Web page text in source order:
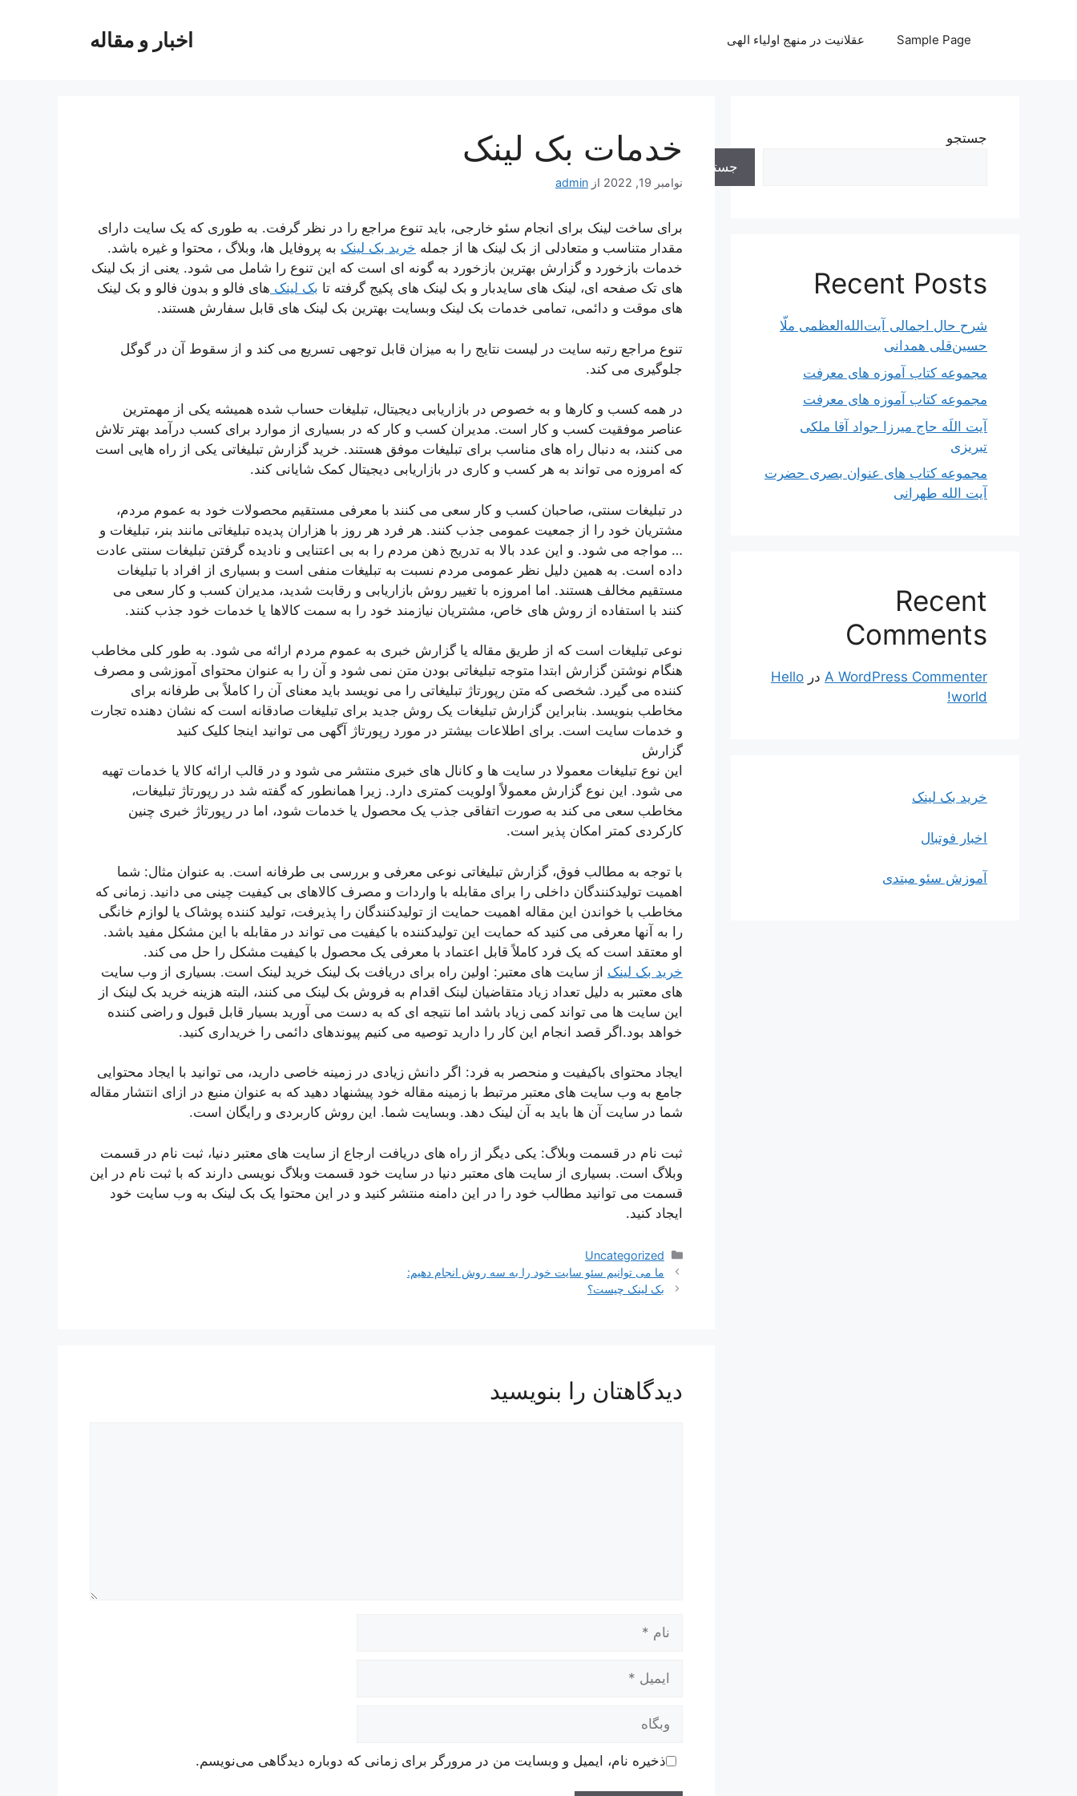
اخبار و مقاله Sample Page عقلانیت در منهج اولیاء الهی
خدمات بک لینک
نوامبر 19, 2022 از admin
برای ساخت لینک برای انجام سئو خارجی، باید تنوع مراجع را در نظر گرفت. به طوری که یک سایت دارای
مقدار متناسب و متعادلی از بک لینک ها از جمله خرید بک لینک به پروفایل ها، وبلاگ ، محتوا و غیره باشد.
خدمات بازخورد و گزارش بهترین بازخورد به گونه ای است که این تنوع را شامل می شود. یعنی از بک لینک
های تک صفحه ای، لینک های سایدبار و بک لینک های پکیج گرفته تا بک لینک های فالو و بدون فالو و بک لینک
های موقت و دائمی، تمامی خدمات بک لینک وبسایت بهترین بک لینک های قابل سفارش هستند.
تنوع مراجع رتبه سایت در لیست نتایج را به میزان قابل توجهی تسریع می کند و از سقوط آن در گوگل
جلوگیری می کند.
در همه کسب و کارها و به خصوص در بازاریابی دیجیتال، تبلیغات حساب شده همیشه یکی از مهمترین
عناصر موفقیت کسب و کار است. مدیران کسب و کار که در بسیاری از موارد برای کسب درآمد بهتر تلاش
می کنند، به دنبال راه های مناسب برای تبلیغات موفق هستند. خرید گزارش تبلیغاتی یکی از راه هایی است
که امروزه می تواند به هر کسب و کاری در بازاریابی دیجیتال کمک شایانی کند.
در تبلیغات سنتی، صاحبان کسب و کار سعی می کنند با معرفی مستقیم محصولات خود به عموم مردم،
مشتریان خود را از جمعیت عمومی جذب کنند. هر فرد هر روز با هزاران پدیده تبلیغاتی مانند بنر، تبلیغات و
… مواجه می شود. و این عدد بالا به تدریج ذهن مردم را به بی اعتنایی و نادیده گرفتن تبلیغات سنتی عادت
داده است. به همین دلیل نظر عمومی مردم نسبت به تبلیغات منفی است و بسیاری از افراد با تبلیغات
مستقیم مخالف هستند. اما امروزه با تغییر روش بازاریابی و رقابت شدید، مدیران کسب و کار سعی می
کنند با استفاده از روش های خاص، مشتریان نیازمند خود را به سمت کالاها یا خدمات خود جذب کنند.
نوعی تبلیغات است که از طریق مقاله یا گزارش خبری به عموم مردم ارائه می شود. به طور کلی مخاطب
هنگام نوشتن گزارش ابتدا متوجه تبلیغاتی بودن متن نمی شود و آن را به عنوان محتوای آموزشی و مصرف
کننده می گیرد. شخصی که متن رپورتاژ تبلیغاتی را می نویسد باید معنای آن را کاملاً بی طرفانه برای
مخاطب بنویسد. بنابراین گزارش تبلیغات یک روش جدید برای تبلیغات صادقانه است که نشان دهنده تجارت
و خدمات سایت است. برای اطلاعات بیشتر در مورد رپورتاژ آگهی می توانید اینجا کلیک کنید
گزارش
این نوع تبلیغات معمولا در سایت ها و کانال های خبری منتشر می شود و در قالب ارائه کالا یا خدمات تهیه
می شود. این نوع گزارش معمولاً اولویت کمتری دارد. زیرا همانطور که گفته شد در رپورتاژ تبلیغات،
مخاطب سعی می کند به صورت اتفاقی جذب یک محصول یا خدمات شود، اما در رپورتاژ خبری چنین
کارکردی کمتر امکان پذیر است.
با توجه به مطالب فوق، گزارش تبلیغاتی نوعی معرفی و بررسی بی طرفانه است. به عنوان مثال: شما
اهمیت تولیدکنندگان داخلی را برای مقابله با واردات و مصرف کالاهای بی کیفیت چینی می دانید. زمانی که
مخاطب با خواندن این مقاله اهمیت حمایت از تولیدکنندگان را پذیرفت، تولید کننده پوشاک یا لوازم خانگی
را به آنها معرفی می کنید که حمایت این تولیدکننده با کیفیت می تواند در مقابله با این مشکل مفید باشد.
او معتقد است که یک فرد کاملاً قابل اعتماد با معرفی یک محصول با کیفیت مشکل را حل می کند.
خرید بک لینک از سایت های معتبر: اولین راه برای دریافت بک لینک خرید لینک است. بسیاری از وب سایت
های معتبر به دلیل تعداد زیاد متقاضیان لینک اقدام به فروش بک لینک می کنند، البته هزینه خرید بک لینک از
این سایت ها می تواند کمی زیاد باشد اما نتیجه ای که به دست می آورید بسیار قابل قبول و راضی کننده
خواهد بود.اگر قصد انجام این کار را دارید توصیه می کنیم پیوندهای دائمی را خریداری کنید.
ایجاد محتوای باکیفیت و منحصر به فرد: اگر دانش زیادی در زمینه خاصی دارید، می توانید با ایجاد محتوایی
جامع به وب سایت های معتبر مرتبط با زمینه مقاله خود پیشنهاد دهید که به عنوان منبع در ازای انتشار مقاله
شما در سایت آن ها باید به آن لینک دهد. وبسایت شما. این روش کاربردی و رایگان است.
ثبت نام در قسمت وبلاگ: یکی دیگر از راه های دریافت ارجاع از سایت های معتبر دنیا، ثبت نام در قسمت
وبلاگ است. بسیاری از سایت های معتبر دنیا در سایت خود قسمت وبلاگ نویسی دارند که با ثبت نام در این
قسمت می توانید مطالب خود را در این دامنه منتشر کنید و در این محتوا یک بک لینک به وب سایت خود
ایجاد کنید.
دسته‌ها
Uncategorized
ناوبری
نوشته‌ها
ما می توانیم سئو سایت خود را به سه روش انجام دهیم:
بک لینک چیست؟
دیدگاهتان را بنویسید
وبگاه
ذخیره نام، ایمیل و وبسایت من در مرورگر برای زمانی که دوباره دیدگاهی می‌نویسم.
جستجو
جستجو
Recent Posts
شرح حال اجمالی آیت‌الله‌العظمی ملّا
حسین‌قلی همدانی
مجموعه کتاب آموزه های معرفت
مجموعه کتاب آموزه های معرفت
آیت اللَه حاج میرزا جواد آقا ملکی
تبریزی
مجموعه کتاب های عنوان بصری حضرت
آیت الله طهرانی
Recent
Comments
A WordPress Commenter در Hello
world!
خرید بک لینک
اخبار فوتبال
آموزش سئو مبتدی